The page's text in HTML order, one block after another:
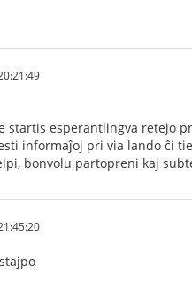
startis esperantlingva retejo
informaĵoj pri via lando ĉi
bonvolu partopreni kaj